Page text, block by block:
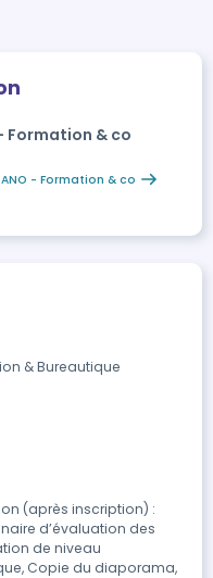
Formation & co
- Formation & co
& Bureautique
(après inscription) :
d’évaluation des
de niveau
Copie du diaporama,